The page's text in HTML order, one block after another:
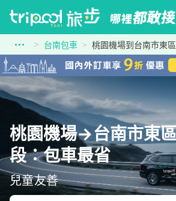
台南包車 桃園機場到台南市東
桃園機場→台南市東
段：包車最省
兒童友善